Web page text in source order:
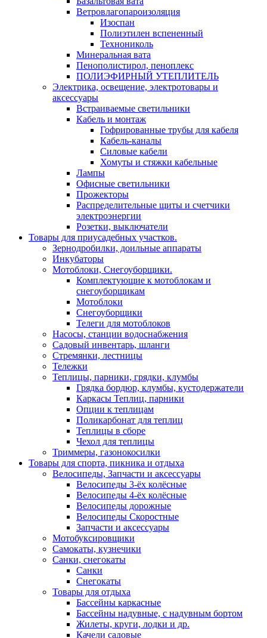
Ветровлагопароизоляция
Изоспан
Полиэтилен вспененный
Технониколь
Минеральная вата
Пенополистирол, пеноплекс
ПОЛИЭФИРНЫЙ УТЕПЛИТЕЛЬ
Электрика, освещение, электротовары и
аксессуары
Встраиваемые светильники
Кабель и монтаж
Гофрированные трубы для кабеля
Кабель-каналы
Силовые кабели
Хомуты и стяжки кабельные
Лампы
Офисные светильники
Прожекторы
Распределительные щиты и счетчики
электроэнергии
Розетки, выключатели
Товары для приусадебных участков.
Зернодробилки, доильные аппараты
Инкубаторы
Мотоблоки, Снегоуборщики.
Комплектующие к мотоблокам и
снегоуборщикам
Мотоблоки
Снегоуборщики
Телеги для мотоблоков
Насосы, станции водоснабжения
Садовый инвентарь, шланги
Стремянки, лестницы
Тележки
Теплицы, парники, грядки, клумбы
Грядка бордюр, клумбы, кустодержатели
Каркасы Теплиц, парники
Опции к теплицам
Поликарбонат для теплиц
Теплицы в сборе
Чехол для теплицы
Триммеры, газонокосилки
Товары для спорта, пикника и отдыха
Велосипеды, Запчасти и аксессуары
Велосипеды 3-ёх колёсные
Велосипеды 4-ёх колёсные
Велосипеды дорожные
Велосипеды Скоростные
Запчасти и аксессуары
Мотобуксировщики
Самокаты, кузнечики
Санки, снегокаты
Санки
Снегокаты
Товары для отдыха
Бассейны каркасные
Бассейны надувные, с надувным бортом
Жилеты, круги, лодки и др.
Качели садовые